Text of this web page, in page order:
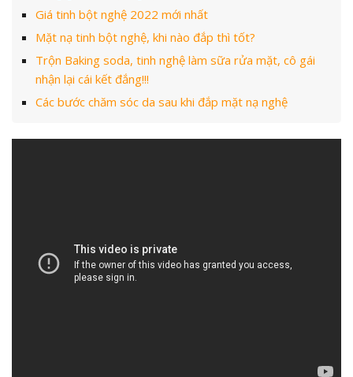
Giá tinh bột nghệ 2022 mới nhất
Mặt nạ tinh bột nghệ, khi nào đắp thì tốt?
Trộn Baking soda, tinh nghệ làm sữa rửa mặt, cô gái
nhận lại cái kết đắng!!!
Các bước chăm sóc da sau khi đắp mặt nạ nghệ